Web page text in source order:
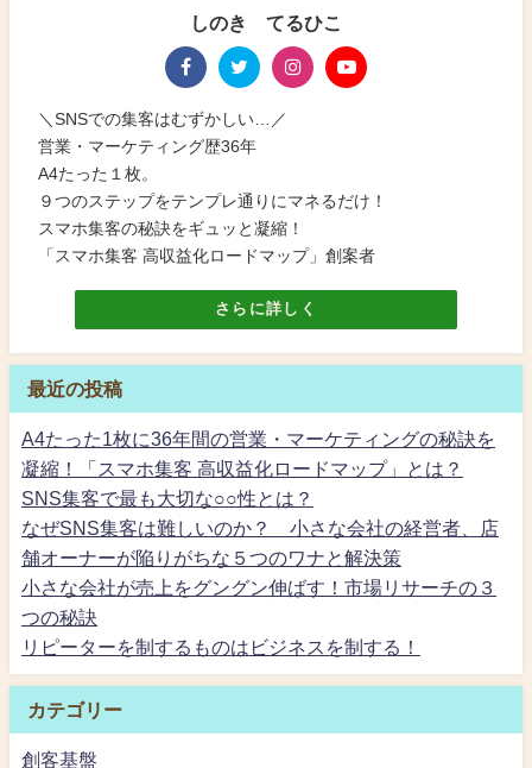
しのき てるひこ
＼SNSでの集客はむずかしい…／
営業・マーケティング歴36年
A4たった１枚。
９つのステップをテンプレ通りにマネるだけ！
スマホ集客の秘訣をギュッと凝縮！
「スマホ集客 高収益化ロードマップ」創案者
さらに詳しく
最近の投稿
A4たった1枚に36年間の営業・マーケティングの秘訣を
凝縮！「スマホ集客 高収益化ロードマップ」とは？
SNS集客で最も大切な○○性とは？
なぜSNS集客は難しいのか？ 小さな会社の経営者、店
舗オーナーが陥りがちな５つのワナと解決策
小さな会社が売上をグングン伸ばす！市場リサーチの３
つの秘訣
リピーターを制するものはビジネスを制する！
カテゴリー
創客基盤